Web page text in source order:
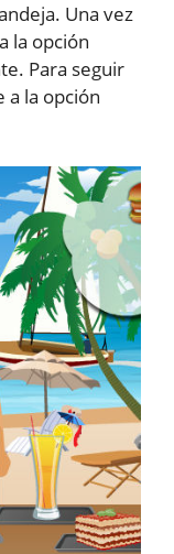
Una vez
la opción
Para seguir
a la opción